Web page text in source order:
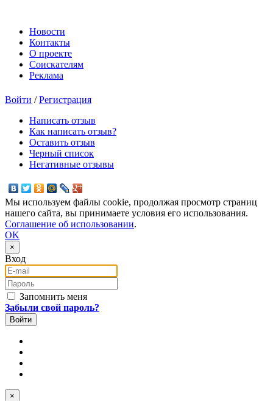
Новости
Контакты
О проекте
Соискателям
Реклама
Войти /Регистрация
Написать отзыв
Как написать отзыв?
Оставить отзыв
Черный список
Негативные отзывы
Мы используем файлы cookie, продолжая просмотр страниц
нашего сайта, вы принимаете условия его использования.
Соглашение об использовании.
OK
×
Вход
E-mail
Пароль
Запомнить меня
Забыли свой пароль?
×